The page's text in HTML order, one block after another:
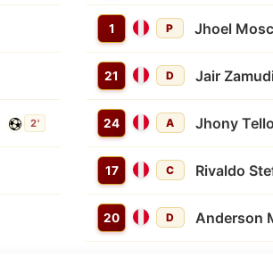
2'
1 P Jhoel
21 D Jair
24 A Jhony
17 C Rivaldo
20 D Anderson